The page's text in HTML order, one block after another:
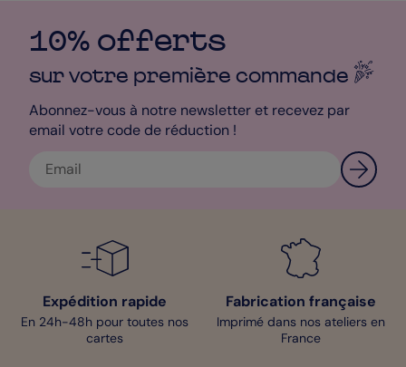
10% offerts
sur votre première commande
Abonnez-vous à notre newsletter et recevez par
email votre code de réduction !
Expédition rapide
En 24h-48h pour toutes nos
cartes
Fabrication française
Imprimé dans nos ateliers en
France